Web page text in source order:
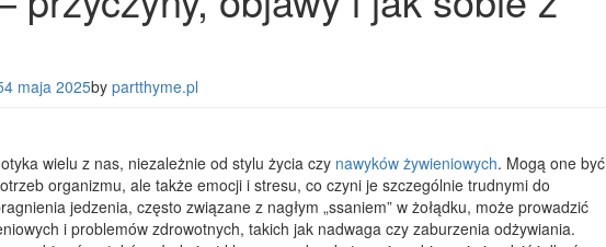
4 maja 2025by partthyme.pl
wielu z nas, niezależnie od stylu życia czy nawyków żywieniowych. Mogą one być
organizmu, ale także emocji i stresu, co czyni je szczególnie trudnymi do
jedzenia, często związane z nagłym „ssaniem” w żołądku, może prowadzić
i problemów zdrowotnych, takich jak nadwaga czy zaburzenia odżywiania.